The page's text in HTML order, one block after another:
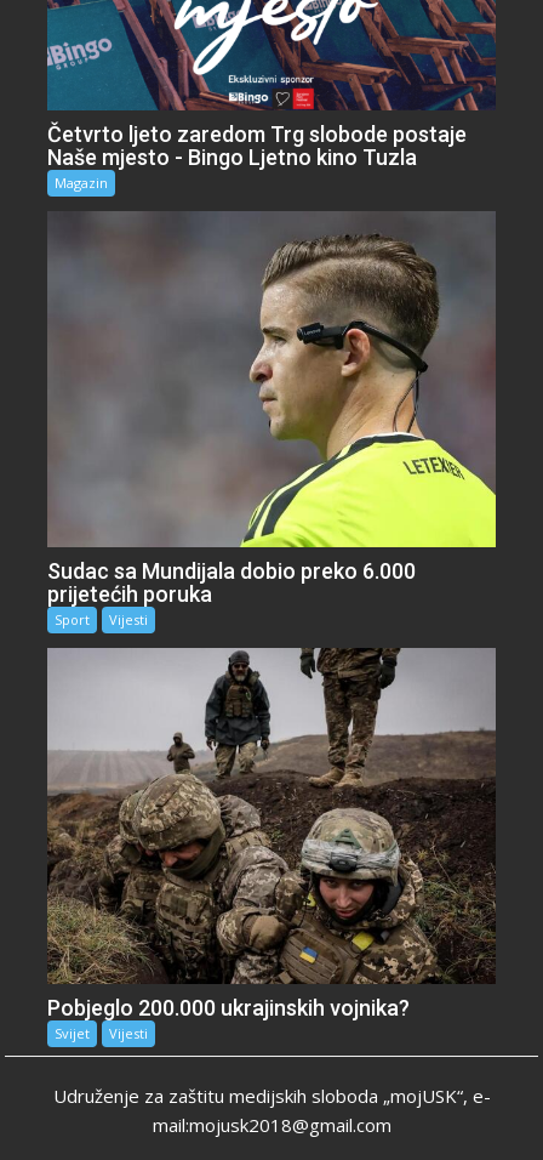
Četvrto ljeto zaredom Trg slobode postaje
Naše mjesto - Bingo Ljetno kino Tuzla
Magazin
Sudac sa Mundijala dobio preko 6.000
prijetećih poruka
Sport Vijesti
Pobjeglo 200.000 ukrajinskih vojnika?
Svijet Vijesti
Udruženje za zaštitu medijskih sloboda „mojUSK“, e-
mail:mojusk2018@gmail.com